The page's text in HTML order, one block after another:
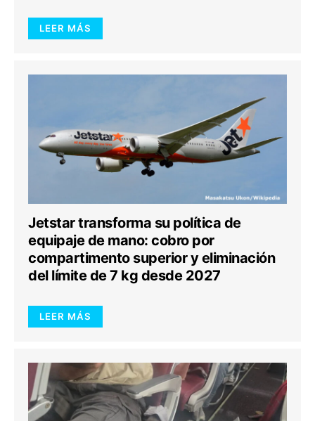
LEER MÁS
Jetstar transforma su política de
equipaje de mano: cobro por
compartimento superior y eliminación
del límite de 7 kg desde 2027
LEER MÁS